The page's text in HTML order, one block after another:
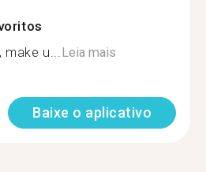
u... Leia mais
Baixe o aplicativo